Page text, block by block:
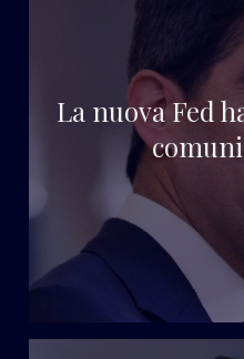
La nuova Fed